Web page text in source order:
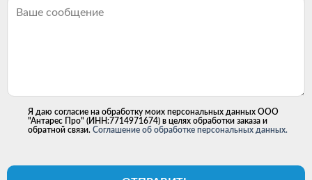
Я даю согласие на обработку моих персональных данных ООО
"Антарес Про" (ИНН:7714971674) в целях обработки заказа и
обратной связи. Соглашение об обработке персональных данных.